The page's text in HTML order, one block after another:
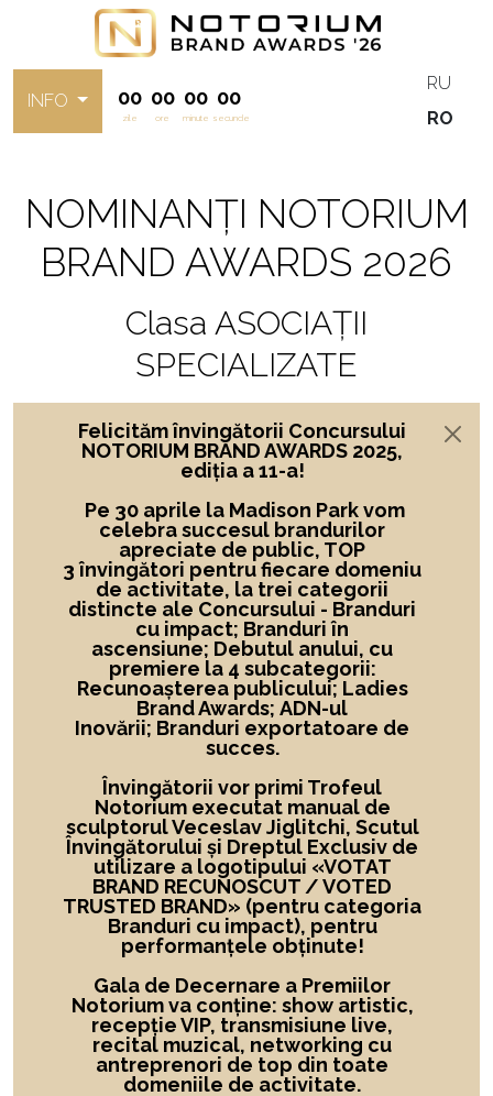
INFO 00
zile
00
ore
00
minute
00
secunde
RU
RO
NOMINANȚI NOTORIUM
BRAND AWARDS 2026
Clasa ASOCIAȚII
SPECIALIZATE
Felicităm învingătorii Concursului
NOTORIUM BRAND AWARDS 2025,
ediția a 11-a!
Pe 30 aprile la Madison Park vom
celebra succesul brandurilor
apreciate de public, TOP
3 învingători pentru fiecare domeniu
de activitate, la trei categorii
distincte ale Concursului - Branduri
cu impact; Branduri în
ascensiune; Debutul anului, cu
premiere la 4 subcategorii:
Recunoașterea publicului; Ladies
Brand Awards; ADN-ul
Inovării; Branduri exportatoare de
succes.
Învingătorii vor primi Trofeul
Notorium executat manual de
sculptorul Veceslav Jiglitchi, Scutul
Învingătorului și Dreptul Exclusiv de
utilizare a logotipului «VOTAT
BRAND RECUNOSCUT / VOTED
TRUSTED BRAND» (pentru categoria
Branduri cu impact), pentru
performanțele obținute!
Gala de Decernare a Premiilor
Notorium va conține: show artistic,
recepție VIP, transmisiune live,
recital muzical, networking cu
antreprenori de top din toate
domeniile de activitate.